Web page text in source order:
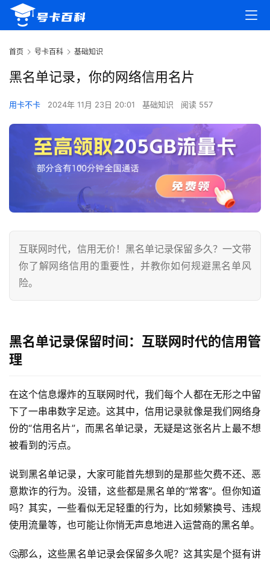
首页 号卡百科 基础知识
黑名单记录，你的网络信用名片
用卡不卡 2024年 11月 23日 20:01 基础知识 阅读 557
互联网时代，信用无价！黑名单记录保留多久？一文带
你了解网络信用的重要性，并教你如何规避黑名单风
险。
黑名单记录保留时间：互联网时代的信用管
理
在这个信息爆炸的互联网时代，我们每个人都在无形之中留
下了一串串数字足迹。这其中，信用记录就像是我们网络身
份的“信用名片”，而黑名单记录，无疑是这张名片上最不想
被看到的污点。
说到黑名单记录，大家可能首先想到的是那些欠费不还、恶
意欺诈的行为。没错，这些都是黑名单的“常客”。但你知道
吗？其实，一些看似无足轻重的行为，比如频繁换号、违规
使用流量等，也可能让你悄无声息地进入运营商的黑名单。
🤔那么，这些黑名单记录会保留多久呢？这其实是个挺有讲